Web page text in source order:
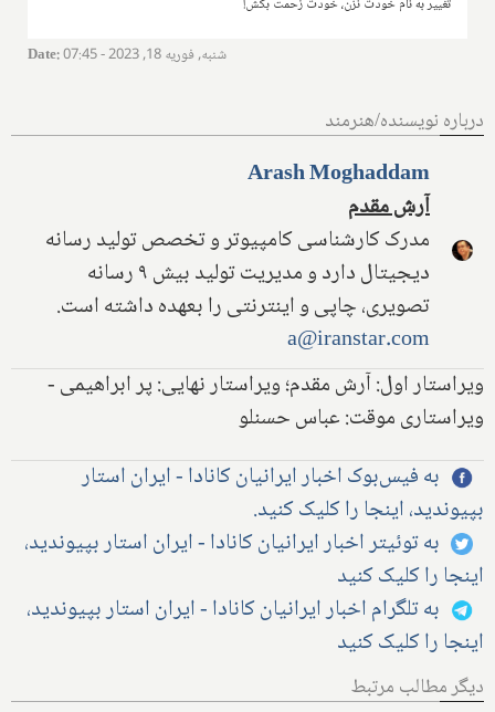
تغییر به نام خودت نزن، خودت زحمت بکش!
Date: شنبه, فوریه 18, 2023 - 07:45
درباره نویسنده/هنرمند
Arash Moghaddam
آرش مقدم
مدرک کارشناسی کامپیوتر و تخصص تولید رسانه
دیجیتال دارد و مدیریت تولید بیش ۹ رسانه
تصویری، چاپی و اینترنتی را بعهده داشته است.
a@iranstar.com
ویراستار اول: آرش مقدم؛ ویراستار نهایی: پر ابراهیمی -
ویراستاری موقت: عباس حسنلو
به فیس‌بوک اخبار ایرانیان کانادا - ایران استار
بپیوندید، اینجا را کلیک کنید.
به توئیتر اخبار ایرانیان کانادا - ایران استار بپیوندید،
اینجا را کلیک کنید
به تلگرام اخبار ایرانیان کانادا - ایران استار بپیوندید،
اینجا را کلیک کنید
دیگر مطالب مرتبط